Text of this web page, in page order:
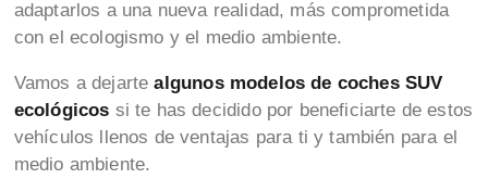
adaptarlos a una nueva realidad, más comprometida
con el ecologismo y el medio ambiente.
Vamos a dejartealgunos modelos de coches SUV
ecológicos si te has decidido por beneficiarte de estos
vehículos llenos de ventajas para ti y también para el
medio ambiente.